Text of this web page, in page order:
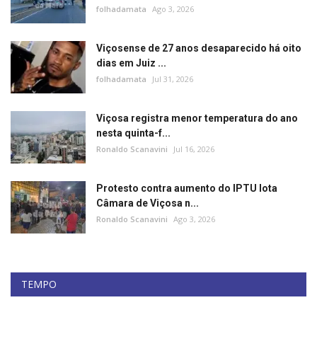
folhadamata Ago 3, 2026
Viçosense de 27 anos desaparecido há oito
dias em Juiz ...
folhadamata Jul 31, 2026
Viçosa registra menor temperatura do ano
nesta quinta-f...
Ronaldo Scanavini Jul 16, 2026
Protesto contra aumento do IPTU lota
Câmara de Viçosa n...
Ronaldo Scanavini Ago 3, 2026
TEMPO